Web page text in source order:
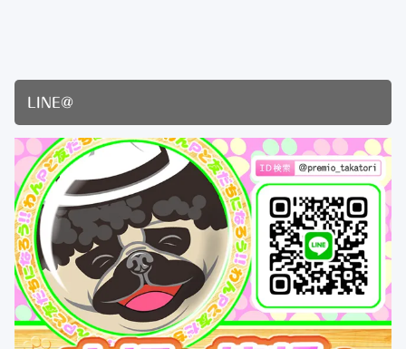
LINE@